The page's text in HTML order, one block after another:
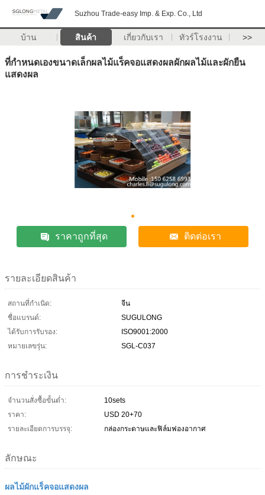
Suzhou Trade-easy Imp. & Exp. Co., Ltd
บ้าน สินค้า เกี่ยวกับเรา ทัวร์โรงงาน >>
ที่กำหนดเองขนาดเล็กผลไม้แร็คจอแสดงผลผักผลไม้และผักยืน
แสดงผล
ราคาถูกที่สุด ติดต่อเรา
รายละเอียดสินค้า
สถานที่กำเนิด:
จีน
ชื่อแบรนด์:
SUGULONG
ได้รับการรับรอง:
ISO9001:2000
หมายเลขรุ่น:
SGL-C037
การชำระเงิน
จำนวนสั่งซื้อขั้นต่ำ:
10sets
ราคา:
USD 20+70
รายละเอียดการบรรจุ:
กล่องกระดาษและฟิล์มฟองอากาศ
ลักษณะ
ผลไม้ผักแร็คจอแสดงผล